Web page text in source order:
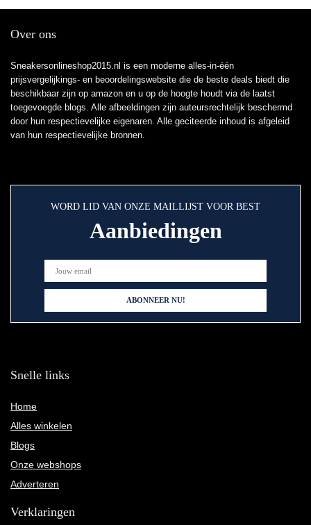
Over ons
Sneakersonlineshop2015.nl is een moderne alles-in-één
prijsvergelijkings- en beoordelingswebsite die de beste deals biedt die
beschikbaar zijn op amazon en u op de hoogte houdt via de laatst
toegevoegde blogs. Alle afbeeldingen zijn auteursrechtelijk beschermd
door hun respectievelijke eigenaren. Alle geciteerde inhoud is afgeleid
van hun respectievelijke bronnen.
WORD LID VAN ONZE MAILLIJST VOOR BEST
Aanbiedingen
Snelle links
Home
Alles winkelen
Blogs
Onze webshops
Adverteren
Verklaringen